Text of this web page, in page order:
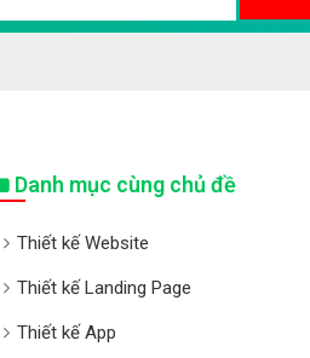
Danh mục cùng chủ đề
Thiết kế Website
Thiết kế Landing Page
Thiết kế App